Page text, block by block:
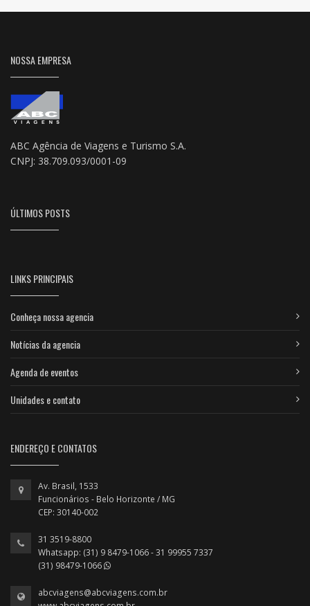
NOSSA EMPRESA
ABC Agência de Viagens e Turismo S.A.
CNPJ: 38.709.093/0001-09
ÚLTIMOS POSTS
LINKS PRINCIPAIS
Conheça nossa agencia
Notícias da agencia
Agenda de eventos
Unidades e contato
ENDEREÇO E CONTATOS
Av. Brasil, 1533
Funcionários - Belo Horizonte / MG
CEP: 30140-002
31 3519-8800
Whatsapp: (31) 9 8479-1066 - 31 99955 7337
(31) 98479-1066
abcviagens@abcviagens.com.br